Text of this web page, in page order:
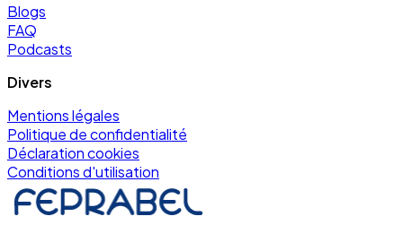
Blogs
FAQ
Podcasts
Divers
Mentions légales
Politique de confidentialité
Déclaration cookies
Conditions d'utilisation